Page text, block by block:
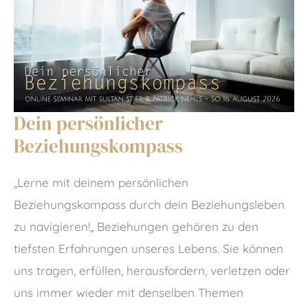
Dein persönlicher
Beziehungskompass
„Lerne mit deinem persönlichen
Beziehungskompass durch dein Beziehungsleben
zu navigieren!„ Beziehungen gehören zu den
tiefsten Erfahrungen unseres Lebens. Sie können
uns tragen, erfüllen, herausfordern, verletzen oder
uns immer wieder mit denselben Themen